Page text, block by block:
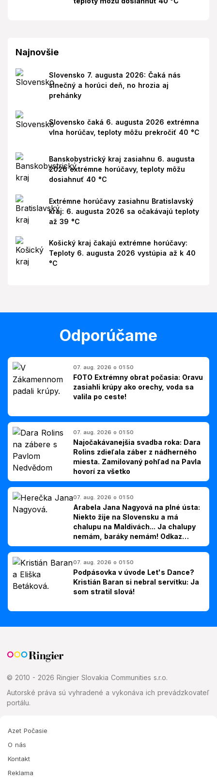
Najnovšie
Slovensko 7. augusta 2026: Čaká nás
slnečný a horúci deň, no hrozia aj
prehánky
Slovensko čaká 6. augusta 2026 extrémna
vlna horúčav, teploty môžu prekročiť 40 °C
Banskobystrický kraj zasiahnu 6. augusta
2026 extrémne horúčavy, teploty môžu
dosiahnuť 40 °C
Extrémne horúčavy zasiahnu Bratislavský
kraj: 6. augusta 2026 sa očakávajú teploty
až 39 °C
Košický kraj čakajú extrémne horúčavy:
Teploty 6. augusta 2026 vystúpia až k 40
°C
Odporúčame
07. aug. 2026 o 01:50
FOTO Extrémny obrat počasia: Oravu
zasiahli krúpy ako orechy, voda sa
valila po ceste!
07. aug. 2026 o 01:50
Najočakávanejšia svadba roka: Dara
Rolins zdieľala záber z nádherného
miesta. Zamilovaný pohľad na Pavla
hovorí za všetko
07. aug. 2026 o 01:50
Arabela Jana Nagyová na plné ústa:
Niekto žije na Slovensku a má
chalupu na Maldivách... Ja chalupy
nemám, baráky nemám! Odkaz
Slovákom
07. aug. 2026 o 01:50
Podpásovka v úvode Let's Dance?
Kristián Baran si nebral servítku: Ja
som stratil slová!
© 2010 - 2026 Ringier Slovakia Communities s.r.o.
Autorské práva sú vyhradené a vykonáva ich prevádzkovateľ
portálu.
Azet Počasie
O nás
Kontakt
Reklama